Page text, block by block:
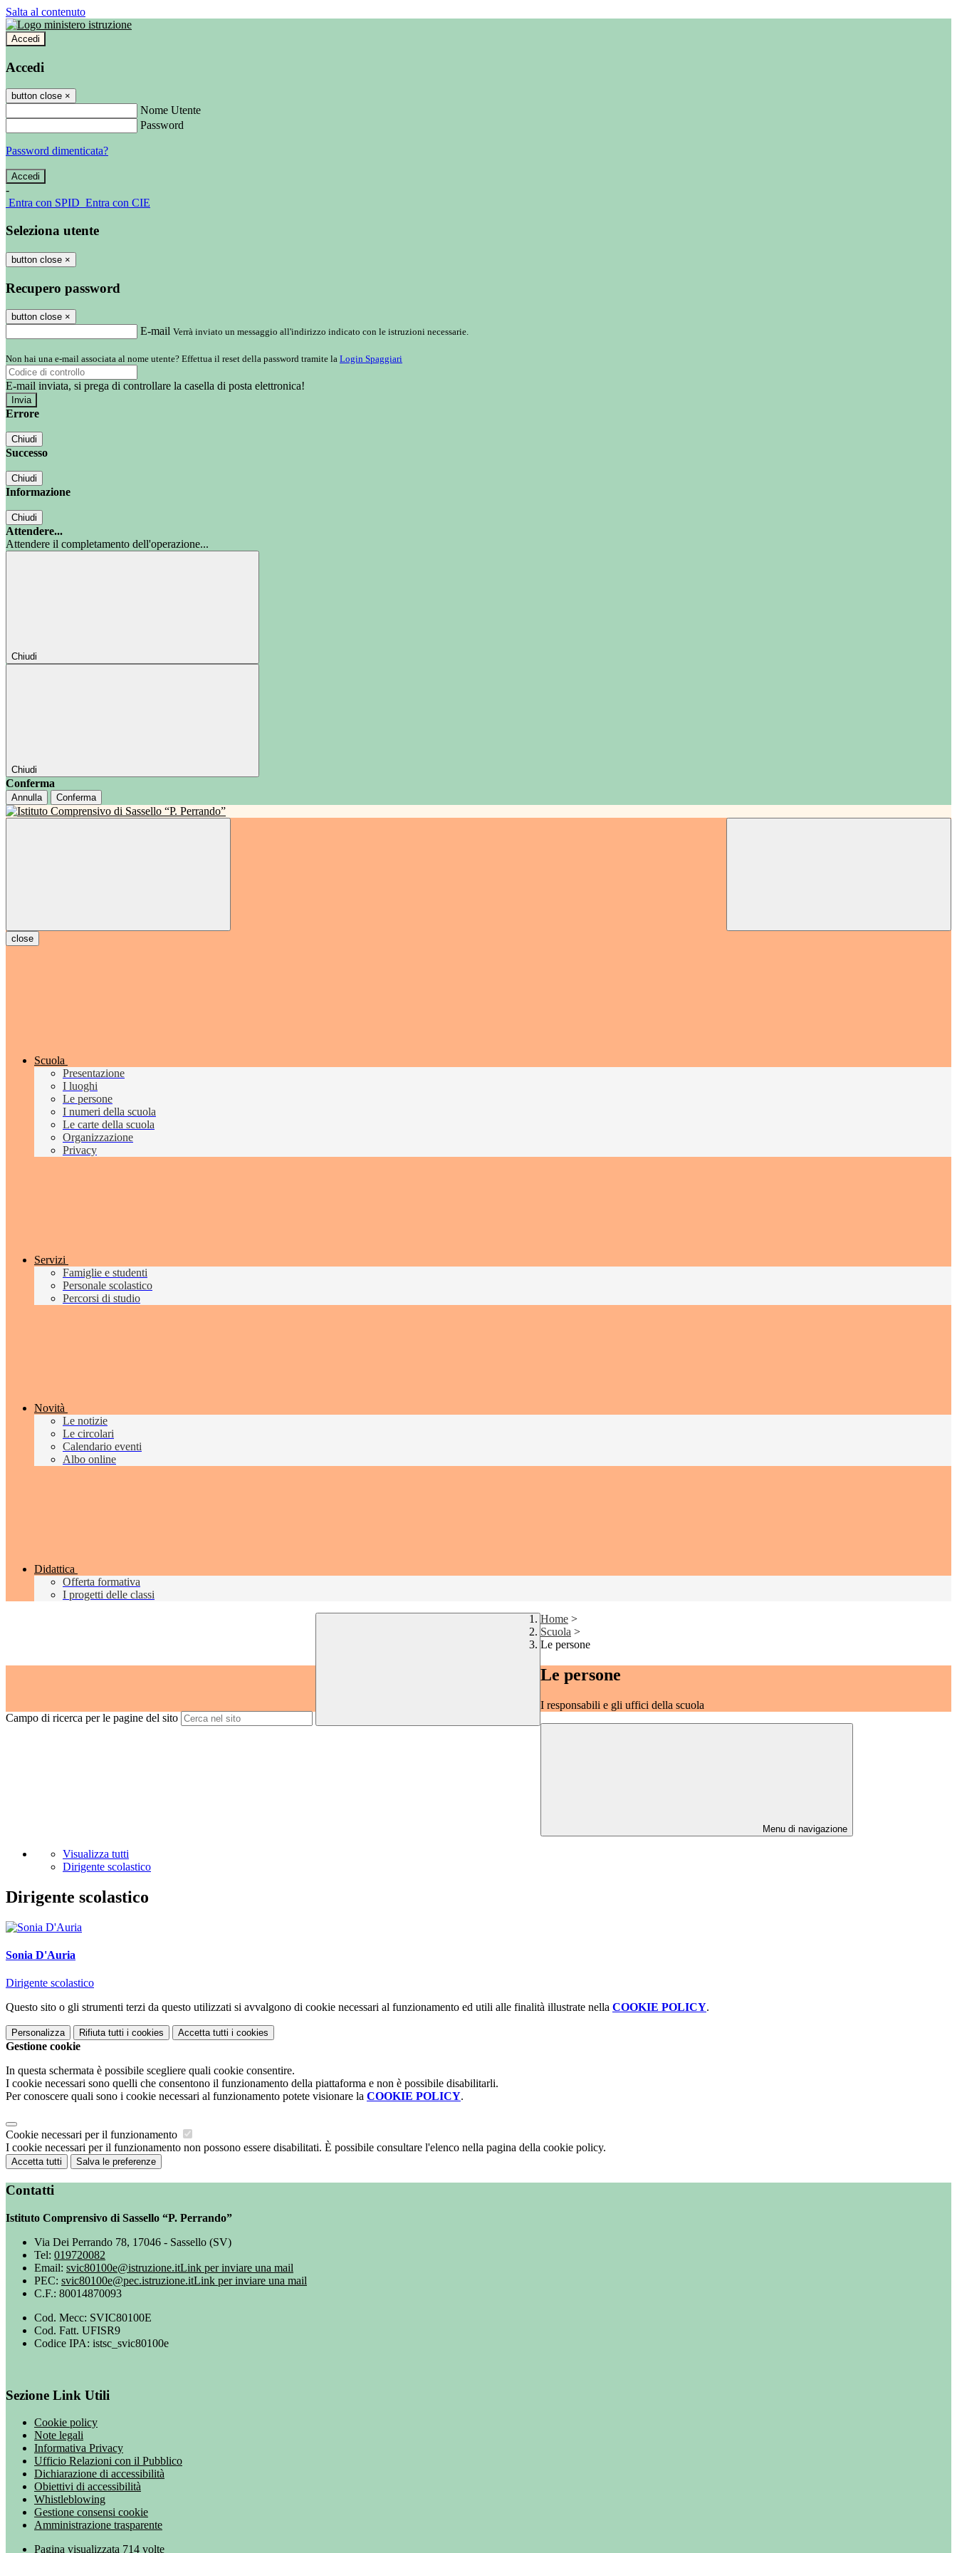
Salta al contenuto
Accedi
Accedi
button close ×
Nome Utente
Password
Password dimenticata?
-
Entra con SPID Entra con CIE
Seleziona utente
button close ×
Recupero password
button close ×
E-mail Verrà inviato un messaggio all'indirizzo indicato con le istruzioni necessarie.
Non hai una e-mail associata al nome utente? Effettua il reset della password tramite la Login Spaggiari
E-mail inviata, si prega di controllare la casella di posta elettronica!
Errore
Chiudi
Successo
Chiudi
Informazione
Chiudi
Attendere...
Attendere il completamento dell'operazione...
Chiudi
Chiudi
Conferma
Annulla Conferma
close
Scuola
Presentazione
I luoghi
Le persone
I numeri della scuola
Le carte della scuola
Organizzazione
Privacy
Servizi
Famiglie e studenti
Personale scolastico
Percorsi di studio
Novità
Le notizie
Le circolari
Calendario eventi
Albo online
Didattica
Offerta formativa
I progetti delle classi
Campo di ricerca per le pagine del sito
Home >
Scuola >
Le persone
Le persone
I responsabili e gli uffici della scuola
Menu di navigazione
Visualizza tutti
Dirigente scolastico
Dirigente scolastico
Sonia D'Auria
Dirigente scolastico
Questo sito o gli strumenti terzi da questo utilizzati si avvalgono di cookie necessari al funzionamento ed utili alle finalità illustrate nella COOKIE POLICY.
Personalizza Rifiuta tutti i cookies Accetta tutti i cookies
Gestione cookie
In questa schermata è possibile scegliere quali cookie consentire.
I cookie necessari sono quelli che consentono il funzionamento della piattaforma e non è possibile disabilitarli.
Per conoscere quali sono i cookie necessari al funzionamento potete visionare la COOKIE POLICY.
Cookie necessari per il funzionamento
I cookie necessari per il funzionamento non possono essere disabilitati. È possibile consultare l'elenco nella pagina della cookie policy.
Accetta tutti Salva le preferenze
Contatti
Istituto Comprensivo di Sassello “P. Perrando”
Via Dei Perrando 78, 17046 - Sassello (SV)
Tel: 019720082
Email: svic80100e@istruzione.itLink per inviare una mail
PEC: svic80100e@pec.istruzione.itLink per inviare una mail
C.F.: 80014870093
Cod. Mecc: SVIC80100E
Cod. Fatt. UFISR9
Codice IPA: istsc_svic80100e
Sezione Link Utili
Cookie policy
Note legali
Informativa Privacy
Ufficio Relazioni con il Pubblico
Dichiarazione di accessibilità
Obiettivi di accessibilità
Whistleblowing
Gestione consensi cookie
Amministrazione trasparente
Pagina visualizzata 714 volte